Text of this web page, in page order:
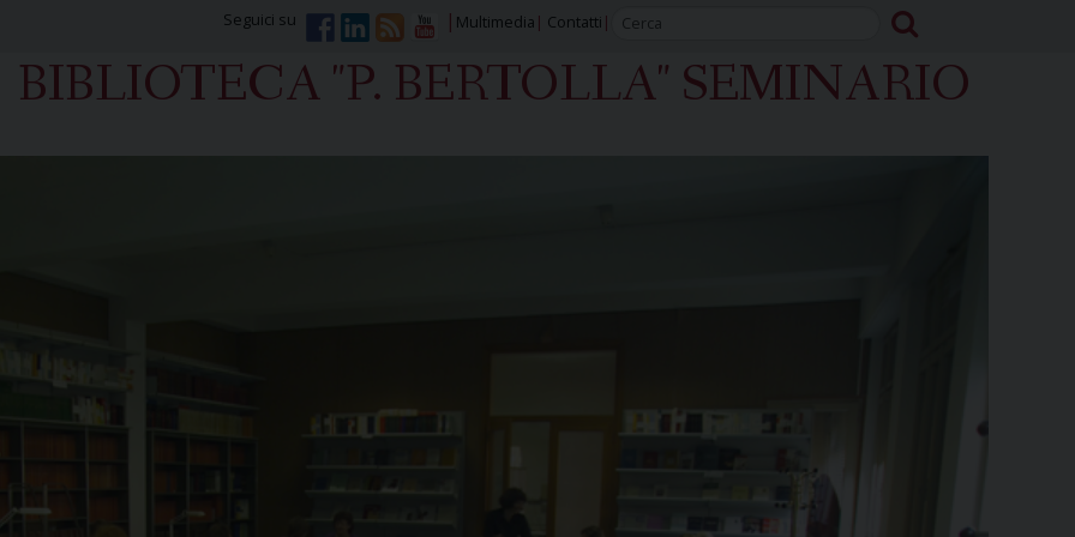
Multimedia Contatti
Seguici su
BIBLIOTECA "P. BERTOLLA" SEMINARIO